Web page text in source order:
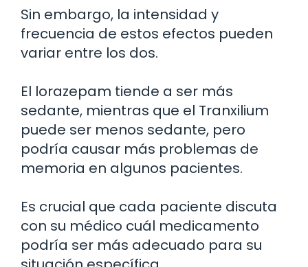
Sin embargo, la intensidad y
frecuencia de estos efectos pueden
variar entre los dos.
El lorazepam tiende a ser más
sedante, mientras que el Tranxilium
puede ser menos sedante, pero
podría causar más problemas de
memoria en algunos pacientes.
Es crucial que cada paciente discuta
con su médico cuál medicamento
podría ser más adecuado para su